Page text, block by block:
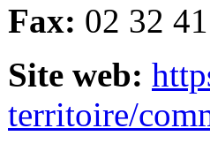
Fax: 02 32
Site web:
territoire/